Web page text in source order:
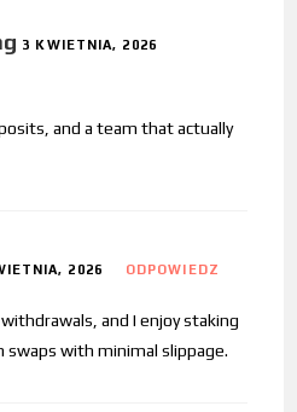
3 KWIETNIA, 2026
and a team that actually
2026 ODPOWIEDZ
and I enjoy staking
swaps with minimal slippage.